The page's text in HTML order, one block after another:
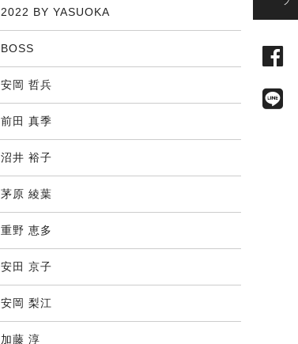
2022 BY YASUOKA
BOSS
安岡 哲兵
前田 真季
沼井 裕子
茅原 綾葉
重野 恵多
安田 京子
安岡 梨江
加藤 淳